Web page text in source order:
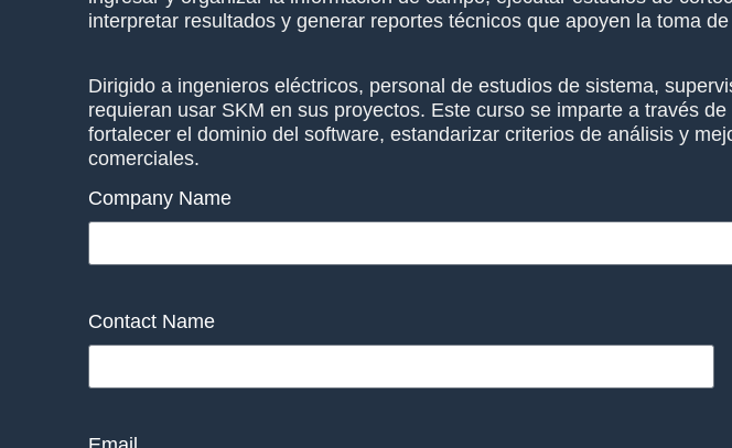
interpretar resultados y generar reportes técnicos que apoyen la toma
Dirigido a ingenieros eléctricos, personal de estudios de sistema,
requieran usar SKM en sus proyectos. Este curso se imparte a través
fortalecer el dominio del software, estandarizar criterios de análisis y
comerciales.
Company Name
Contact Name